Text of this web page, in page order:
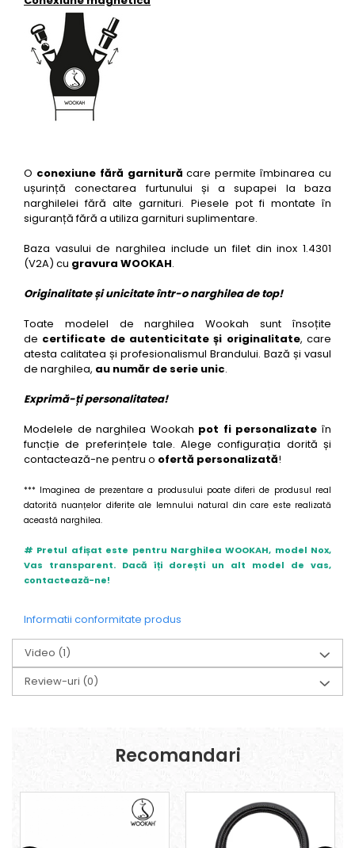
O conexiune fără garnitură care permite îmbinarea cu
ușurință conectarea furtunului și a supapei la baza
narghilelei fără alte garnituri. Piesele pot fi montate în
siguranță fără a utiliza garnituri suplimentare.
Baza vasului de narghilea include un filet din inox 1.4301
(V2A) cu gravura WOOKAH.
Originalitate și unicitate într-o narghilea de top!
Toate modelel de narghilea Wookah sunt însoțite
de certificate de autenticitate și originalitate, care
atesta calitatea și profesionalismul Brandului. Bază și vasul
de narghilea, au număr de serie unic.
Exprimă-ți personalitatea!
Modelele de narghilea Wookah pot fi personalizateîn
funcție de preferințele tale. Alege configurația dorită și
contactează-ne pentru o ofertă personalizată!
*** Imaginea de prezentare a produsului poate diferi de produsul real
datorită nuanțelor diferite ale lemnului natural din care este realizată
această narghilea.
# Pretul afișat este pentru Narghilea WOOKAH, model Nox,
Vas transparent. Dacă îți dorești un alt model de vas,
contactează-ne!
Informatii conformitate produs
Video (1)
Review-uri (0)
Recomandari